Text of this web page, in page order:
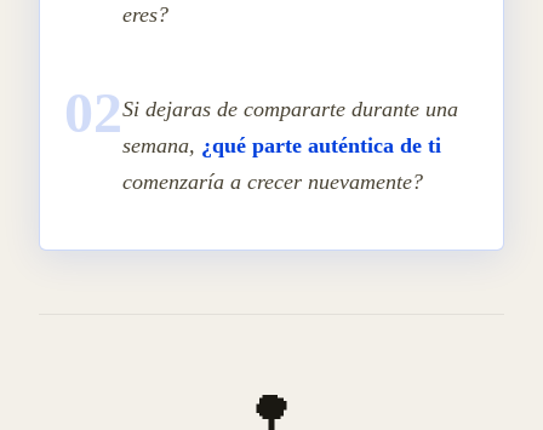
eres?
02Si dejaras de compararte durante una
semana, ¿qué parte auténtica de ti
comenzaría a crecer nuevamente?
🌳